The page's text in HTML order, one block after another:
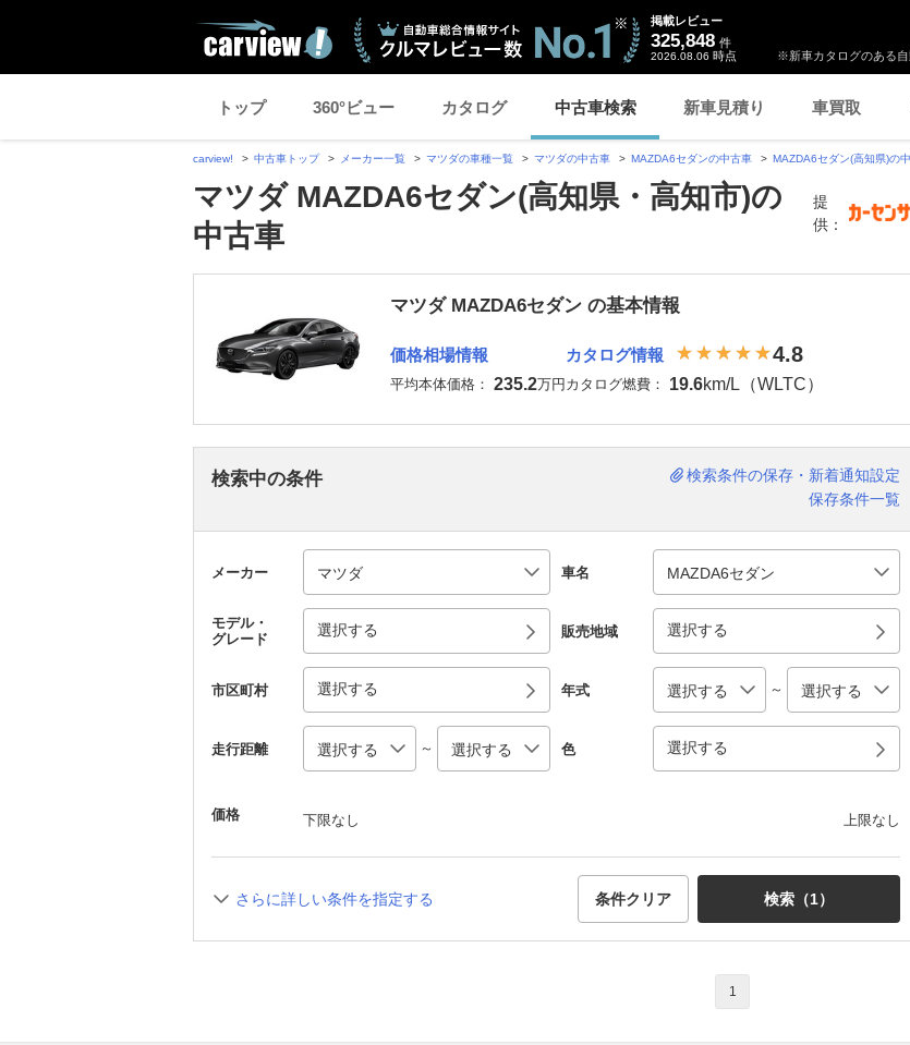
※新車カタログのある自
掲載レビュー
325,848 件
2026.08.06 時点
トップ 360°ビュー カタログ 中古車検索 新車見積り 車買取
carview! 中古車トップ メーカー一覧 マツダの車種一覧 マツダの中古車 MAZDA6セダンの中古車 MAZDA6セダン(高知県)の
マツダ MAZDA6セダン(高知県・高知市)の
中古車
提
供：
マツダ MAZDA6セダン の基本情報
価格相場情報
平均本体価格： 235.2万円
カタログ情報 4.8
カタログ燃費： 19.6km/L（WLTC）
検索中の条件
検索条件の保存・新着通知設定
保存条件一覧
メーカー 車名
モデル・
グレード
選択する 販売地域 選択する
市区町村 選択する 年式 ～
走行距離 ～ 色 選択する
価格 下限なし 上限なし
さらに詳しい条件を指定する 条件クリア 検索（1）
1